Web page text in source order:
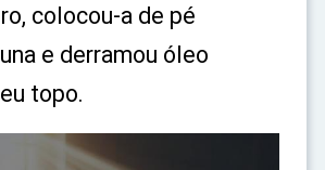
colocou-a de pé
e derramou óleo
topo.